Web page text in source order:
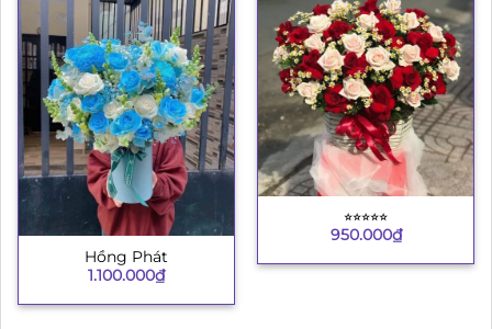
Hồng Phát
1.100.000₫
⭐︎⭐︎⭐︎⭐︎⭐︎
950.000₫